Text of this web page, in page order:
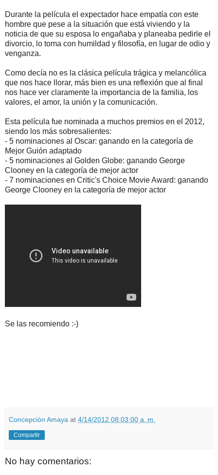
Durante la película el expectador hace empatía con este
hombre que pese a la situación que está viviendo y la
noticia de que su esposa lo engañaba y planeaba pedirle el
divorcio, lo toma con humildad y filosofía, en lugar de odio y
venganza.
Como decía no es la clásica película trágica y melancólica
que nos hace llorar, más bien es una reflexión que al final
nos hace ver claramente la importancia de la familia, los
valores, el amor, la unión y la comunicación.
Esta película fue nominada a muchos premios en el 2012,
siendo los más sobresalientes:
- 5 nominaciones al Oscar: ganando en la categoría de
Mejor Guión adaptado
- 5 nominaciones al Golden Globe: ganando George
Clooney en la categoría de mejor actor
- 7 nominaciones en Critic's Choice Movie Award: ganando
George Clooney en la categoría de mejor actor
Se las recomiendo :-)
Concepción Amaya at 4/14/2012 08:03:00 a. m.
Compartir
No hay comentarios: